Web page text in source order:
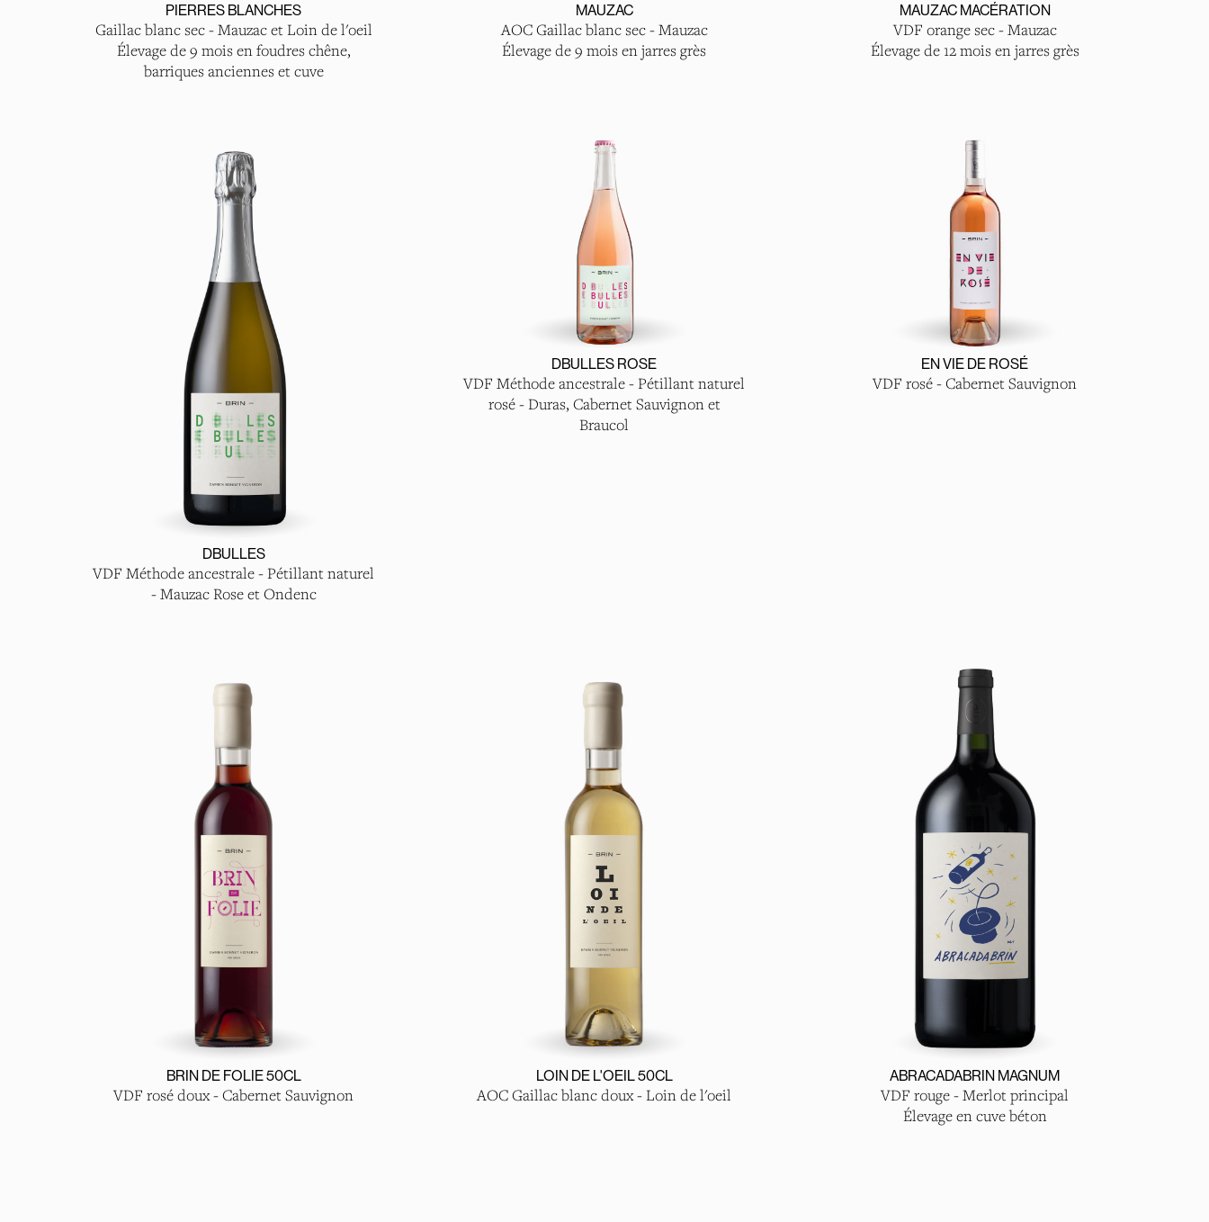
PIERRES BLANCHES
Gaillac blanc sec - Mauzac et Loin de l'oeil
Élevage de 9 mois en foudres chêne,
barriques anciennes et cuve
MAUZAC
AOC Gaillac blanc sec - Mauzac
Élevage de 9 mois en jarres grès
MAUZAC MACÉRATION
VDF orange sec - Mauzac
Élevage de 12 mois en jarres grès
DBULLES
VDF Méthode ancestrale - Pétillant naturel
- Mauzac Rose et Ondenc
DBULLES ROSE
VDF Méthode ancestrale - Pétillant naturel
rosé - Duras, Cabernet Sauvignon et
Braucol
EN VIE DE ROSÉ
VDF rosé - Cabernet Sauvignon
BRIN DE FOLIE 50CL
VDF rosé doux - Cabernet Sauvignon
LOIN DE L'OEIL 50CL
AOC Gaillac blanc doux - Loin de l'oeil
ABRACADABRIN MAGNUM
VDF rouge - Merlot principal
Élevage en cuve béton